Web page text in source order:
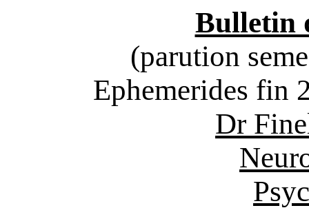
Bulletin
(parution
Ephemerides fin
Dr